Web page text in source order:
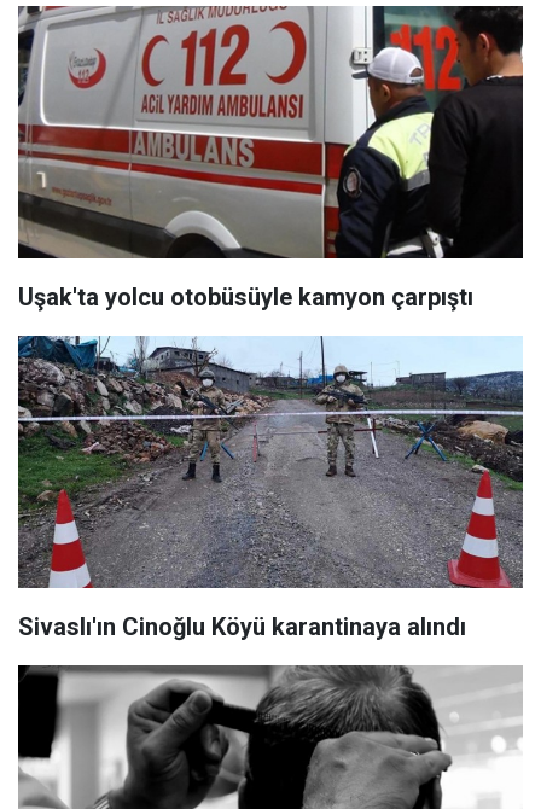
Uşak'ta yolcu otobüsüyle kamyon çarpıştı
Sivaslı'ın Cinoğlu Köyü karantinaya alındı